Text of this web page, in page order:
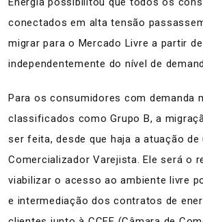
conectados em alta tensão
migrar para o Mercado Livre a partir
independentemente do nível de
Para os consumidores com demanda
classificados como Grupo B, a
ser feita, desde que haja a atuação de
Comercializador Varejista. Ele será o
viabilizar o acesso ao ambiente livre
e intermediação dos contratos de